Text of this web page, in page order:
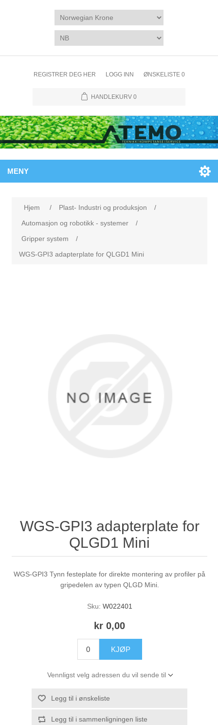
REGISTRER DEG HER LOGG INN ØNSKELISTE 0
HANDLEKURV 0
MENY
Hjem / Plast- Industri og produksjon
/
Automasjon og robotikk - systemer
/
Gripper system
/
WGS-GPI3 adapterplate for QLGD1 Mini
WGS-GPI3 adapterplate for
QLGD1 Mini
WGS-GPI3 Tynn festeplate for direkte montering av profiler på
gripedelen av typen QLGD Mini.
Sku: W022401
kr 0,00
KJØP
Vennligst velg adressen du vil sende til
Legg til i ønskeliste
Legg til i sammenligningen liste